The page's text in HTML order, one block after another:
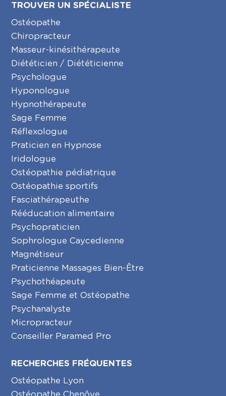
TROUVER UN SPÉCIALISTE
Ostéopathe
Chiropracteur
Masseur-kinésithérapeute
Diététicien / Diététicienne
Psychologue
Hyponologue
Hypnothérapeute
Sage Femme
Réflexologue
Praticien en Hypnose
Iridologue
Ostéopathie pédiatrique
Ostéopathie sportifs
Fasciathérapeuthe
Rééducation alimentaire
Psychopraticien
Sophrologue Caycedienne
Magnétiseur
Praticienne Massages Bien-Être
Psychothéapeute
Sage Femme et Ostéopathe
Psychanalyste
Micropracteur
Conseiller Paramed Pro
RECHERCHES FRÉQUENTES
Ostéopathe Lyon
Ostéopathe Chenôve